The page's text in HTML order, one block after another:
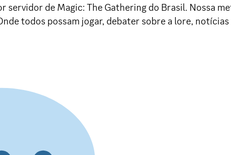
servidor de Magic: The Gathering do Brasil. Nossa
todos possam jogar, debater sobre a lore,